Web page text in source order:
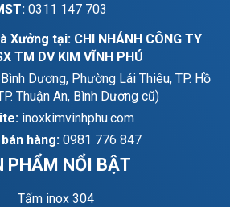
0311 147 703
Xưởng tại: CHI NHÁNH CÔNG TY
TM DV KIM VĨNH PHÚ
Dương, Phường Lái Thiêu, TP. Hồ
Thuận An, Bình Dương cũ)
inoxkimvinhphu.com
hàng: 0981 776 847
PHẨM NỔI BẬT
Tấm inox 304